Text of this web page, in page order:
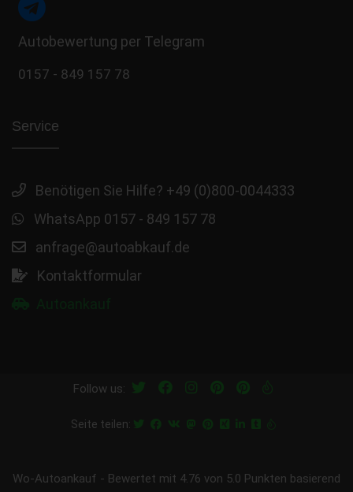
Autobewertung per Telegram
0157 - 849 157 78
Service
Benötigen Sie Hilfe? +49 (0)800-0044333
WhatsApp 0157 - 849 157 78
anfrage@autoabkauf.de
Kontaktformular
Follow us:
Seite teilen:
Wo-Autoankauf - Bewertet mit 4.76 von 5.0 Punkten basierend